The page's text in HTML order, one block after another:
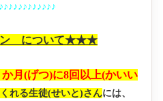
ン について★★★
か月(げつ)に8回以上(かいい
れる生徒(せいと)さんには、